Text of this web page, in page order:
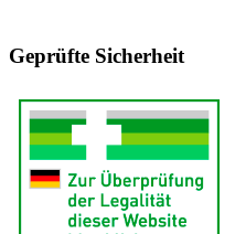
Geprüfte Sicherheit